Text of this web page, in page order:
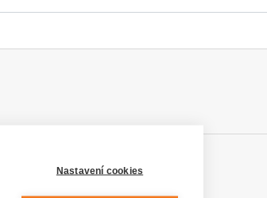
Nastavení cookies